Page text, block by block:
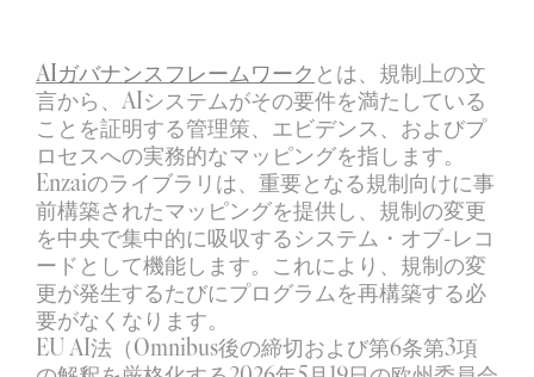
AIガバナンスフレームワーク とは、規制上の文
言から、AIシステムがその要件を満たしている
ことを証明する管理策、エビデンス、およびプ
ロセスへの実務的なマッピングを指します。
Enzaiのライブラリは、重要となる規制向けに事
前構築されたマッピングを提供し、規制の変更
を中央で集中的に吸収するシステム・オブ-レコ
ードとして機能します。これにより、規制の変
更が発生するたびにプログラムを再構築する必
要がなくなります。
EU AI法（Omnibus後の締切および第6条第3項